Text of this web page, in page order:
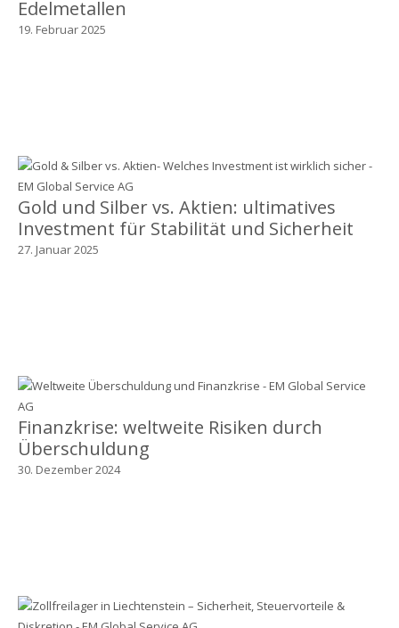
Edelmetallen
19. Februar 2025
Gold und Silber vs. Aktien: ultimatives
Investment für Stabilität und Sicherheit
27. Januar 2025
Finanzkrise: weltweite Risiken durch
Überschuldung
30. Dezember 2024